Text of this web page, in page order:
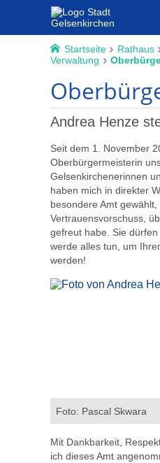
Startseite Rathaus
Verwaltung
Andrea Henze
Seit dem 1. November
Oberbürgermeisterin
Gelsenkirchenerinnen
haben mich in direkter
besondere Amt
Vertrauensvorschuss,
gefreut habe. Sie
werde alles tun, um
werden!
Foto: Pascal Skwara
Mit Dankbarkeit,
ich dieses Amt